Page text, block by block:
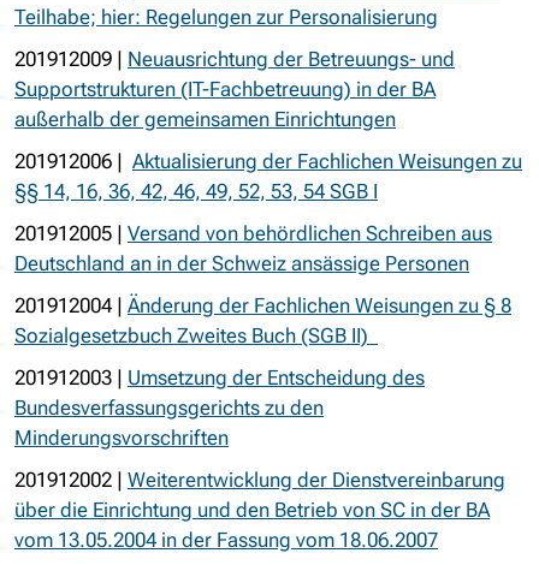
Teilhabe; hier: Regelungen zur Personalisierung
201912009 | Neuausrichtung der Betreuungs- und
Supportstrukturen (IT-Fachbetreuung) in der BA
außerhalb der gemeinsamen Einrichtungen
201912006 | Aktualisierung der Fachlichen Weisungen zu
§§ 14, 16, 36, 42, 46, 49, 52, 53, 54 SGB I
201912005 | Versand von behördlichen Schreiben aus
Deutschland an in der Schweiz ansässige Personen
201912004 | Änderung der Fachlichen Weisungen zu § 8
Sozialgesetzbuch Zweites Buch (SGB II)
201912003 | Umsetzung der Entscheidung des
Bundesverfassungsgerichts zu den
Minderungsvorschriften
201912002 | Weiterentwicklung der Dienstvereinbarung
über die Einrichtung und den Betrieb von SC in der BA
vom 13.05.2004 in der Fassung vom 18.06.2007